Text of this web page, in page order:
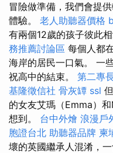
冒險做準備，我們會提
體驗。 老人助聽器價格
有兩個12歲的孩子彼此
務推薦討論區 每個人都
海岸的居民一口氣。 一
祝高中的結束。 第二專
基隆徵信社 骨灰罈 ssl
的女友艾瑪（Emma）
想到。 台中外燴 浪漫戶
胞證台北 助聽器品牌 柬
壞的英國繼承人混淆，